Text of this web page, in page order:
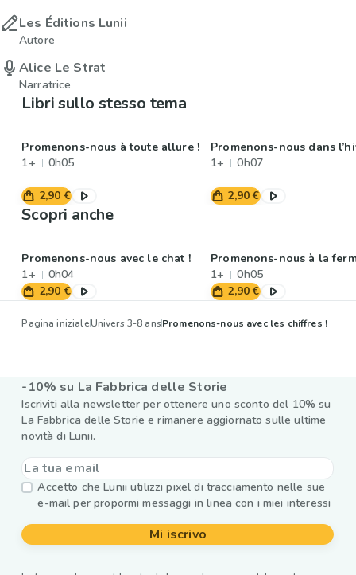
Les Éditions Lunii
Autore
Alice Le Strat
Narratrice
Libri sullo stesso tema
Promenons-nous à toute allure !
1+
0h05
2,90 €
Promenons-nous dans
1+
0h07
2,90 €
Scopri anche
Promenons-nous avec le chat !
1+
0h04
2,90 €
Promenons-nous à la
1+
0h05
2,90 €
Pagina inizialeUnivers 3-8 ansPromenons-nous avec les chiffres !
-10% su La Fabbrica delle Storie
Iscriviti alla newsletter per ottenere uno sconto del 10% su
La Fabbrica delle Storie e rimanere aggiornato sulle ultime
novità di Lunii.
Accetto che Lunii utilizzi pixel di tracciamento nelle sue
e-mail per propormi messaggi in linea con i miei interessi
Mi iscrivo